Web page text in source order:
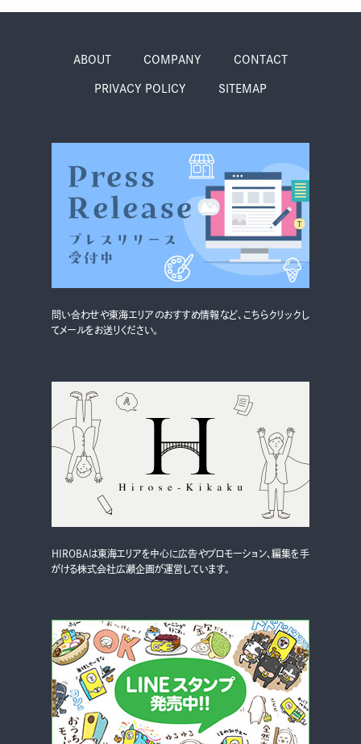
ABOUT COMPANY CONTACT
PRIVACY POLICY SITEMAP
問い合わせや東海エリアのおすすめ情報など、こちらクリックし
てメールをお送りください。
HIROBAは東海エリアを中心に広告やプロモーション、編集を手
がける株式会社広瀬企画が運営しています。